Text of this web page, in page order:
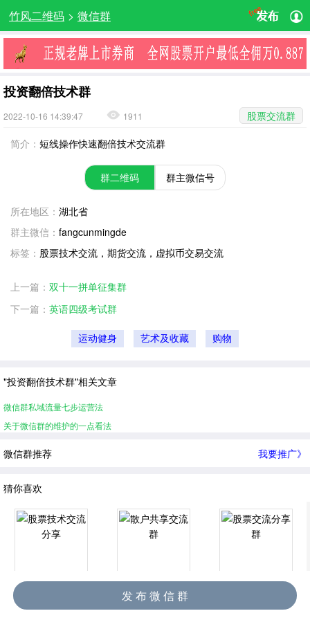
竹风二维码 > 微信群
投资翻倍技术群
2022-10-16 14:39:47 1911
股票交流群
简介： 短线操作快速翻倍技术交流群
群二维码 群主微信号
所在地区： 湖北省
群主微信： fangcunmingde
标签： 股票技术交流，期货交流，虚拟币交易交流
上一篇： 双十一拼单征集群
下一篇： 英语四级考试群
运动健身 艺术及收藏 购物
"投资翻倍技术群"相关文章
微信群私域流量七步运营法
关于微信群的维护的一点看法
微信群推荐 我要推广》
猜你喜欢
股票技术交流分享 散户共享交流群
发 布 微 信 群